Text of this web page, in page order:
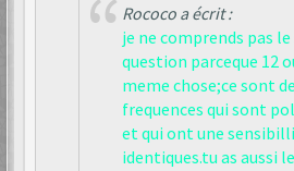
Rococo a écrit :
je ne comprends pas le
question parceque 12
meme chose;ce sont
frequences qui sont
et qui ont une
identiques.tu as aussi